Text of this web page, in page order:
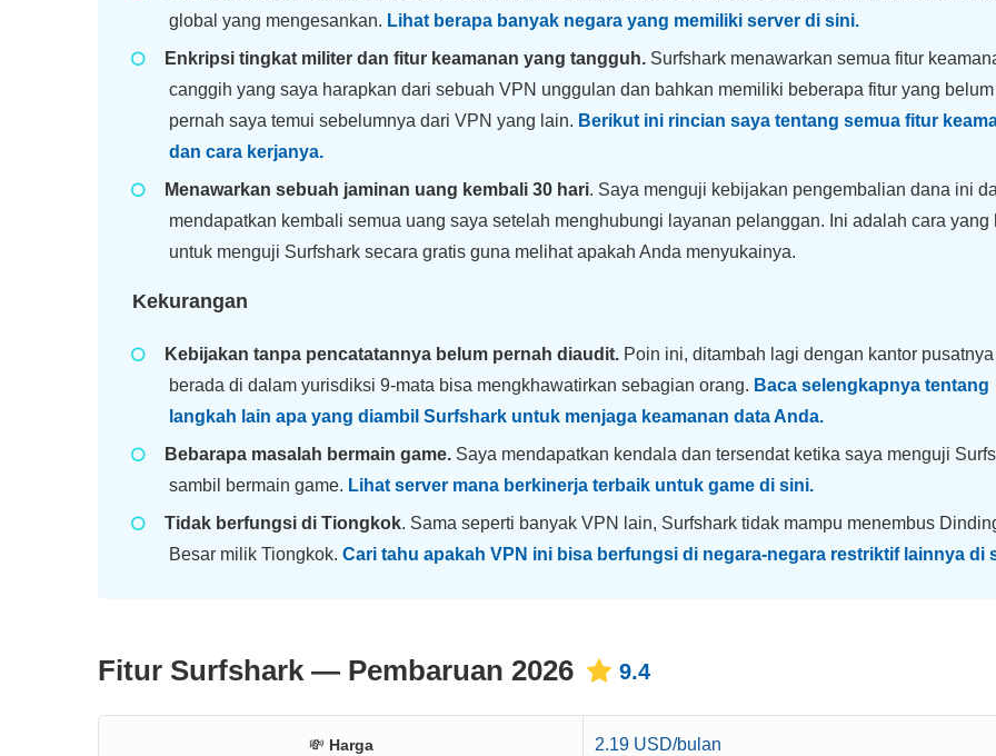
global yang mengesankan. Lihat berapa banyak negara yang memiliki server di sini.
Enkripsi tingkat militer dan fitur keamanan yang tangguh. Surfshark menawarkan semua fitur
canggih yang saya harapkan dari sebuah VPN unggulan dan bahkan memiliki beberapa fitur yang belum
pernah saya temui sebelumnya dari VPN yang lain. Berikut ini rincian saya tentang semua fitur
dan cara kerjanya.
Menawarkan sebuah jaminan uang kembali 30 hari. Saya menguji kebijakan pengembalian dana ini
mendapatkan kembali semua uang saya setelah menghubungi layanan pelanggan. Ini adalah cara yang
untuk menguji Surfshark secara gratis guna melihat apakah Anda menyukainya.
Kekurangan
Kebijakan tanpa pencatatannya belum pernah diaudit. Poin ini, ditambah lagi dengan kantor pusatnya
berada di dalam yurisdiksi 9-mata bisa mengkhawatirkan sebagian orang. Baca selengkapnya tentang
langkah lain apa yang diambil Surfshark untuk menjaga keamanan data Anda.
Bebarapa masalah bermain game. Saya mendapatkan kendala dan tersendat ketika saya menguji
sambil bermain game. Lihat server mana berkinerja terbaik untuk game di sini.
Tidak berfungsi di Tiongkok. Sama seperti banyak VPN lain, Surfshark tidak mampu menembus
Besar milik Tiongkok. Cari tahu apakah VPN ini bisa berfungsi di negara-negara restriktif lainnya di
Fitur Surfshark — Pembaruan 2026 9.4
💸 Harga 2.19 USD/bulan